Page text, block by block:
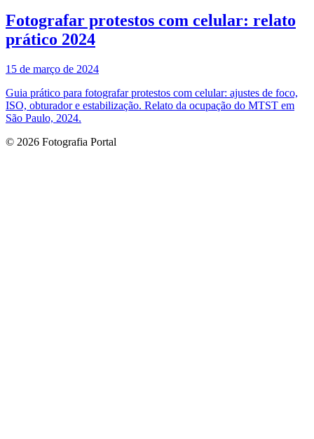
Fotografar protestos com celular: relato
prático 2024
15 de março de 2024
Guia prático para fotografar protestos com celular: ajustes de foco,
ISO, obturador e estabilização. Relato da ocupação do MTST em
São Paulo, 2024.
© 2026 Fotografia Portal